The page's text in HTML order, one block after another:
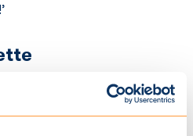
te vieren. Want we